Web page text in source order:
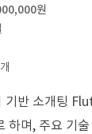
원
기반 소개팅
하며, 주요 기